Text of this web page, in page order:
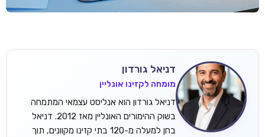
דניאל גורדון
מומחה לקזינו אונליין
דניאל גורדון הוא אנליסט עצמאי המתמחה
בשוק ההימורים האונליין מאז 2012. דניאל
בחן למעלה מ-120 בתי קזינו מקוונים, תוך